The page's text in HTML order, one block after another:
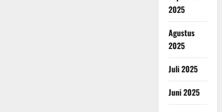
2025
Agustus
2025
Juli 2025
Juni 2025